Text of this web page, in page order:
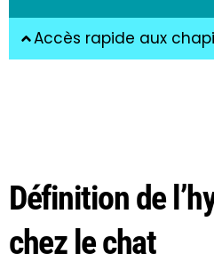
Accès rapide aux
Définition de
chez le chat